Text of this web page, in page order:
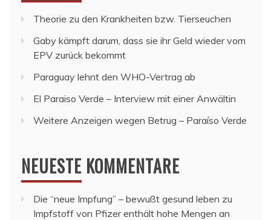
Theorie zu den Krankheiten bzw. Tierseuchen
Gaby kämpft darum, dass sie ihr Geld wieder vom
EPV zurück bekommt
Paraguay lehnt den WHO-Vertrag ab
El Paraiso Verde – Interview mit einer Anwältin
Weitere Anzeigen wegen Betrug – Paraíso Verde
NEUESTE KOMMENTARE
Die “neue Impfung” – bewußt gesund leben zu
Impfstoff von Pfizer enthält hohe Mengen an